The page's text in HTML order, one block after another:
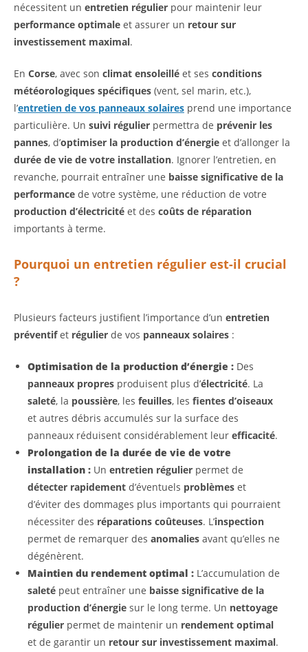
nécessitent un entretien régulier pour maintenir leur
performance optimale et assurer un retour sur
investissement maximal.
En Corse, avec son climat ensoleillé et ses conditions
météorologiques spécifiques (vent, sel marin, etc.),
l’entretien de vos panneaux solaires prend une importance
particulière. Un suivi régulier permettra de prévenir les
pannes, d’optimiser la production d’énergie et d’allonger la
durée de vie de votre installation. Ignorer l’entretien, en
revanche, pourrait entraîner une baisse significative de la
performance de votre système, une réduction de votre
production d’électricité et des coûts de réparation
importants à terme.
Pourquoi un entretien régulier est-il crucial
?
Plusieurs facteurs justifient l’importance d’un entretien
préventifet régulier de vos panneaux solaires :
Optimisation de la production d’énergie : Des
panneaux propres produisent plus d’électricité. La
saleté, la poussière, les feuilles, les fientes d’oiseaux
et autres débris accumulés sur la surface des
panneaux réduisent considérablement leur efficacité.
Prolongation de la durée de vie de votre
installation : Un entretien régulier permet de
détecter rapidement d’éventuels problèmes et
d’éviter des dommages plus importants qui pourraient
nécessiter des réparations coûteuses. L’inspection
permet de remarquer des anomalies avant qu’elles ne
dégénèrent.
Maintien du rendement optimal : L’accumulation de
saleté peut entraîner une baisse significative de la
production d’énergie sur le long terme. Un nettoyage
régulier permet de maintenir un rendement optimal
et de garantir un retour sur investissement maximal.